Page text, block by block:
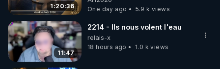
1:20:36
GRAND RÉVEIL EST EN
MARCHE 📷
One day ago
5.9 k views
11:47
2214 - Ils nous volent l'eau
relais-x
18 hours ago
1.0 k views